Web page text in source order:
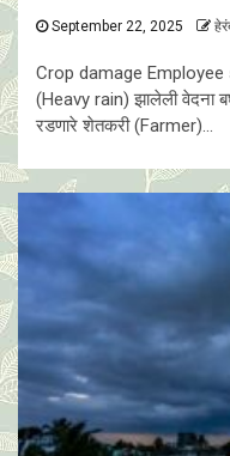
September 22, 2025
Crop damage Employee
(Heavy rain) झालेली वेदना
रडणारे शेतकरी (Farmer)...